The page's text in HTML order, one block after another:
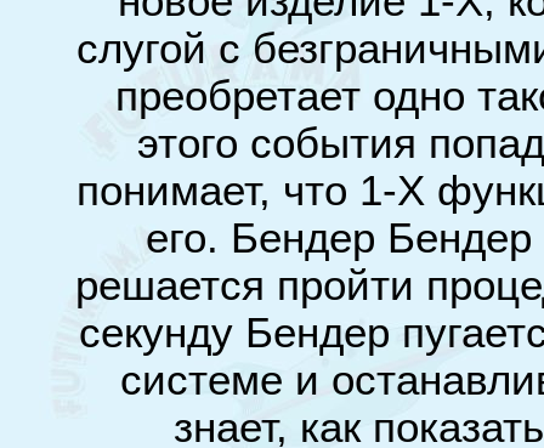
слугой с
преобретает одно
этого события
понимает, что 1-Х
его. Бендер
решается пройти
секунду Бендер
системе и
знает, как